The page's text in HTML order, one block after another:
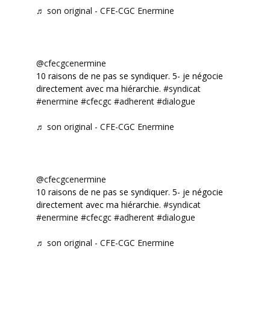
♬ son original - CFE-CGC Enermine
@cfecgcenermine
10 raisons de ne pas se syndiquer. 5- je négocie
directement avec ma hiérarchie. #syndicat
#enermine #cfecgc #adherent #dialogue
♬ son original - CFE-CGC Enermine
@cfecgcenermine
10 raisons de ne pas se syndiquer. 5- je négocie
directement avec ma hiérarchie. #syndicat
#enermine #cfecgc #adherent #dialogue
♬ son original - CFE-CGC Enermine